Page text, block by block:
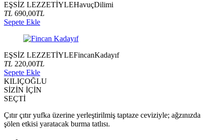
EŞSİZ LEZZETİYLEHavuçDilimi
TL 690,00TL
Sepete Ekle
EŞSİZ LEZZETİYLEFincanKadayıf
TL 220,00TL
Sepete Ekle
KILIÇOĞLU
SİZİN İÇİN
SEÇTİ
Çıtır çıtır yufka üzerine yerleştirilmiş taptaze ceviziyle; ağzınızda
şölen etkisi yaratacak burma tatlısı.